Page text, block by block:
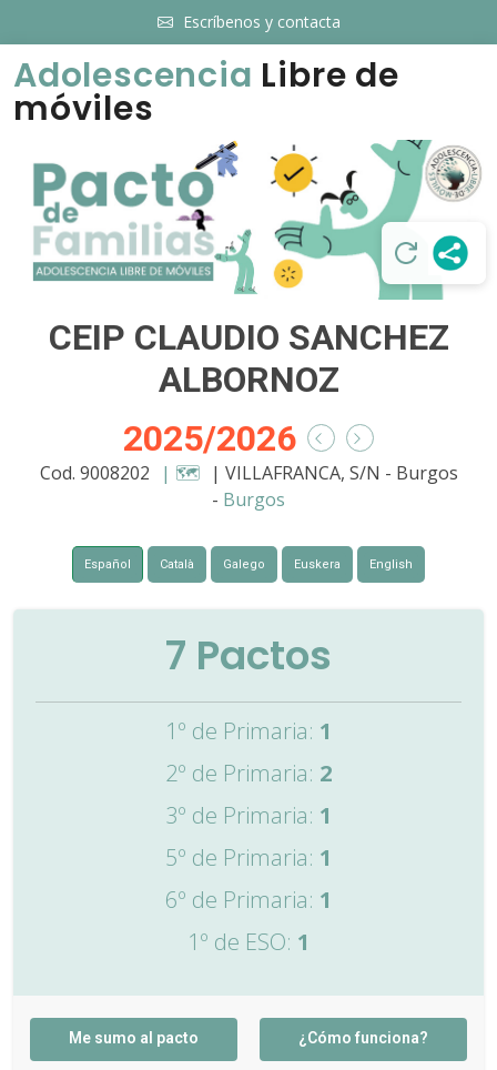
Escríbenos y contacta
Adolescencia Libre de
móviles
CEIP CLAUDIO SANCHEZ
ALBORNOZ
2025/2026
Cod. 9008202 | 🗺️ | VILLAFRANCA, S/N - Burgos
- Burgos
Español Català Galego Euskera English
7 Pactos
1º de Primaria: 1
2º de Primaria: 2
3º de Primaria: 1
5º de Primaria: 1
6º de Primaria: 1
1º de ESO: 1
Me sumo al pacto ¿Cómo funciona?